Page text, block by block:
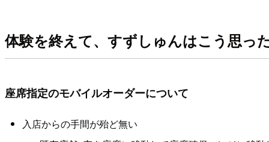
体験を終えて、すずしゅんはこう思っ
座席指定のモバイルオーダーについて
入店からの手間が殆ど無い